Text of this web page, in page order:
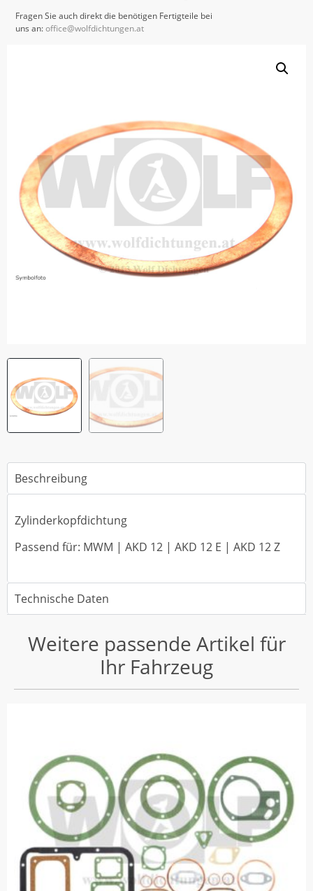
Fragen Sie auch direkt die benötigen Fertigteile bei
uns an:office@wolfdichtungen.at
Beschreibung
Zylinderkopfdichtung
Passend für: MWM | AKD 12 | AKD 12 E | AKD 12 Z
Technische Daten
Weitere passende Artikel für
Ihr Fahrzeug